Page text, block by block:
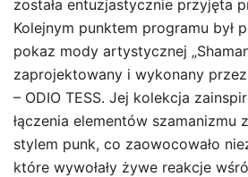
została entuzjastycznie przyjęta
Kolejnym punktem programu był
pokaz mody artystycznej
zaprojektowany i wykonany
– ODIO TESS. Jej kolekcja
łączenia elementów szamanizmu
stylem punk, co zaowocowało
które wywołały żywe reakcje